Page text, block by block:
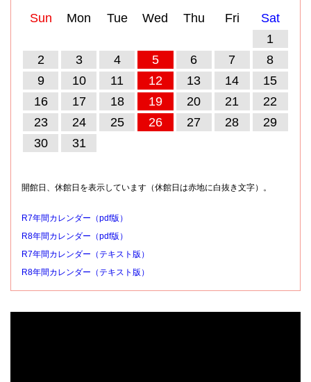
Sun Mon Tue Wed Thu Fri
Sat
1
2
3 4 5 6 7
8
9
10 11 12 13 14
15
16
17 18 19 20 21
22
23
24 25 26 27 28
29
30
31
開館日、休館日を表示しています（休館日は赤地に白抜き文字）。
R7年間カレンダー（pdf版）
R8年間カレンダー（pdf版）
R7年間カレンダー（テキスト版）
R8年間カレンダー（テキスト版）